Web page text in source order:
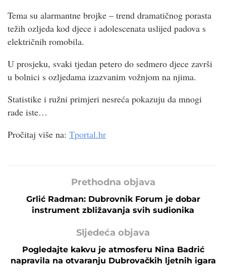
Tema su alarmantne brojke – trend dramatičnog porasta
težih ozljeda kod djece i adolescenata uslijed padova s
električnih romobila.
U prosjeku, svaki tjedan petero do sedmero djece završi
u bolnici s ozljedama izazvanim vožnjom na njima.
Statistike i ružni primjeri nesreća pokazuju da mnogi
rade iste…
Pročitaj više na: Tportal.hr
Prethodna objava
Grlić Radman: Dubrovnik Forum je dobar
instrument zbližavanja svih sudionika
Sljedeća objava
Pogledajte kakvu je atmosferu Nina Badrić
napravila na otvaranju Dubrovačkih ljetnih igara